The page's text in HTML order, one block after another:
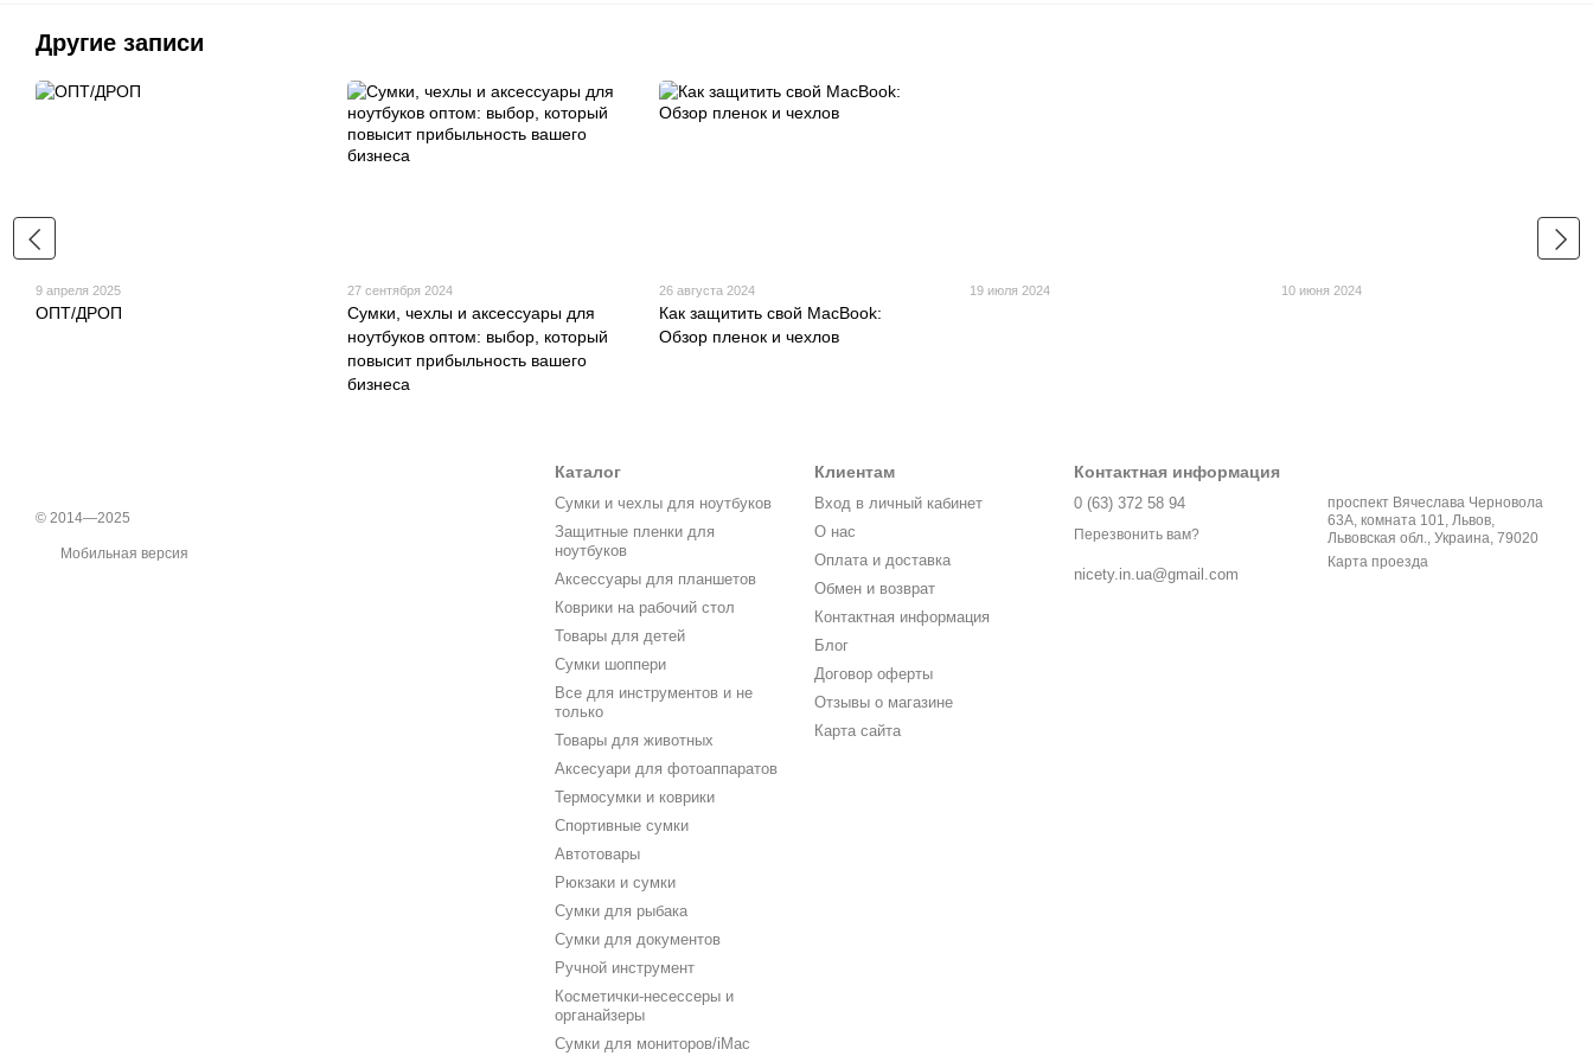
Другие записи
9 апреля 2025
ОПТ/ДРОП
27 сентября 2024
Сумки, чехлы и аксессуары для
ноутбуков оптом: выбор, который
повысит прибыльность вашего
бизнеса
26 августа 2024
Как защитить свой MacBook:
Обзор пленок и чехлов
19 июля 2024 10 июня 2024
© 2014—2025
Мобильная версия
Каталог
Cумки и чехлы для ноутбуков
Защитные пленки для
ноутбуков
Аксессуары для планшетов
Коврики на рабочий стол
Товары для детей
Сумки шоппери
Все для инструментов и не
только
Товары для животных
Аксесуари для фотоаппаратов
Термосумки и коврики
Спортивные сумки
Автотовары
Рюкзаки и сумки
Сумки для рыбака
Сумки для документов
Ручной инструмент
Косметички-несессеры и
органайзеры
Сумки для мониторов/iMac
Клиентам
Вход в личный кабинет
О нас
Оплата и доставка
Обмен и возврат
Контактная информация
Блог
Договор оферты
Отзывы о магазине
Карта сайта
Контактная информация
0 (63) 372 58 94
Перезвонить вам?
nicety.in.ua@gmail.com
проспект Вячеслава Черновола
63А, комната 101, Львов,
Львовская обл., Украина, 79020
Карта проезда